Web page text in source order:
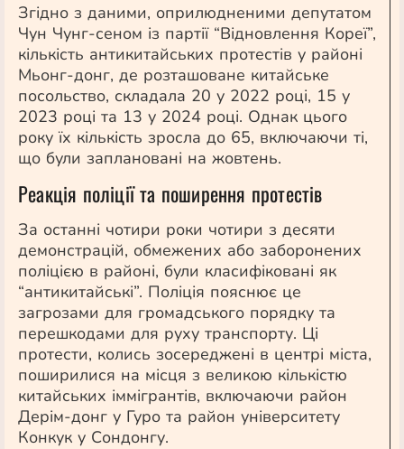
Згідно з даними, оприлюдненими депутатом
Чун Чунг-сеном із партії “Відновлення Кореї”,
кількість антикитайських протестів у районі
Мьонг-донг, де розташоване китайське
посольство, складала 20 у 2022 році, 15 у
2023 році та 13 у 2024 році. Однак цього
року їх кількість зросла до 65, включаючи ті,
що були заплановані на жовтень.
Реакція поліції та поширення протестів
За останні чотири роки чотири з десяти
демонстрацій, обмежених або заборонених
поліцією в районі, були класифіковані як
“антикитайські”. Поліція пояснює це
загрозами для громадського порядку та
перешкодами для руху транспорту. Ці
протести, колись зосереджені в центрі міста,
поширилися на місця з великою кількістю
китайських іммігрантів, включаючи район
Дерім-донг у Гуро та район університету
Конкук у Сондонгу.